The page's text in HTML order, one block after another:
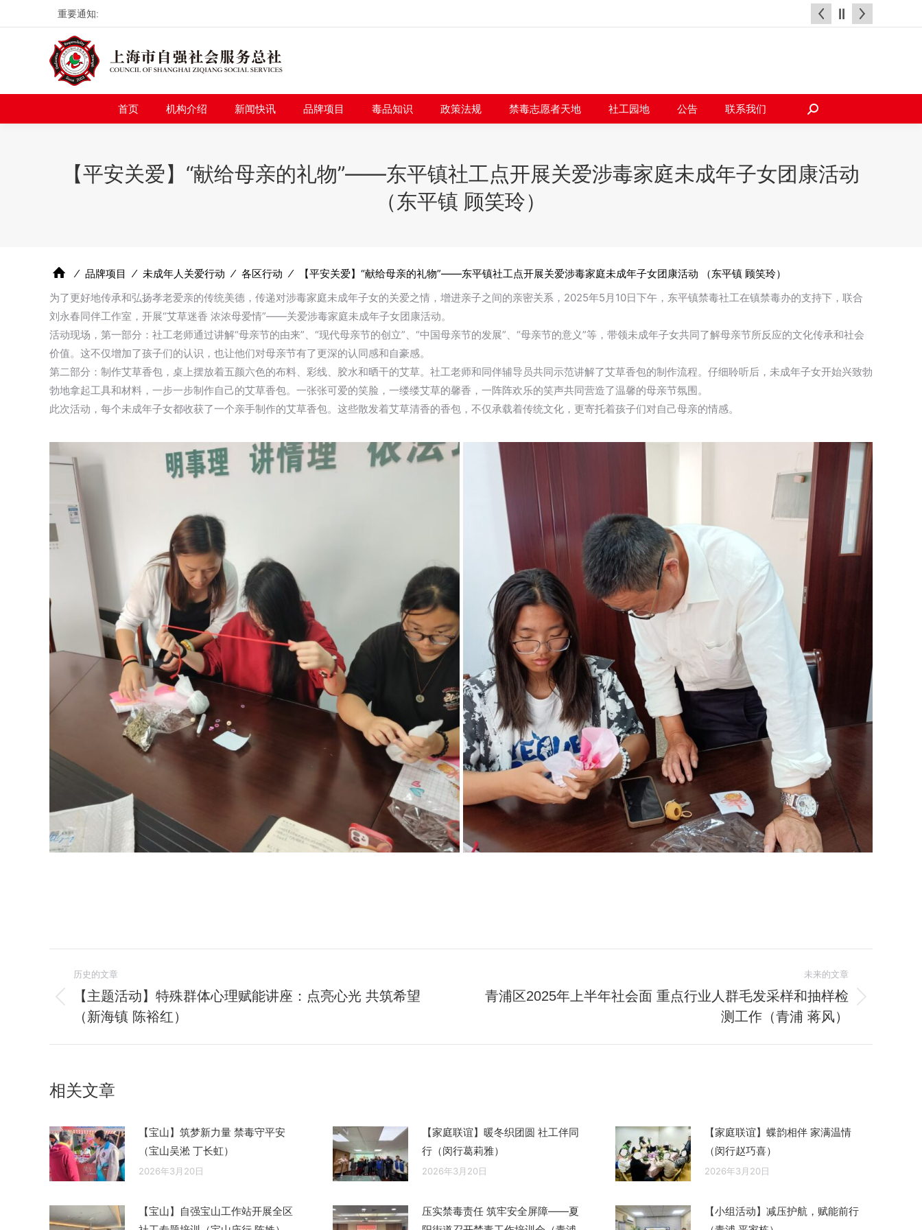
重要通知:
首页 机构介绍 新闻快讯 品牌项目 毒品知识 政策法规 禁毒志愿者天地 社工园地 公告 联系我们
搜
【平安关爱】“献给母亲的礼物”——东平镇社工点开展关爱涉毒家庭未成年子女团康活动
（东平镇 顾笑玲）
⁄ 品牌项目 ⁄ 未成年人关爱行动 ⁄ 各区行动 ⁄
【平安关爱】“献给母亲的礼物”——东平镇社工点开展关爱涉毒家庭未成年子女团康活动 （东平镇 顾笑玲）
为了更好地传承和弘扬孝老爱亲的传统美德，传递对涉毒家庭未成年子女的关爱之情，增进亲子之间的亲密关系，2025年5月10日下午，东平镇禁毒社工在镇禁毒办的支持下，联合
刘永春同伴工作室，开展“艾草迷香 浓浓母爱情”——关爱涉毒家庭未成年子女团康活动。
活动现场，第一部分：社工老师通过讲解“母亲节的由来”、“现代母亲节的创立”、“中国母亲节的发展”、“母亲节的意义”等，带领未成年子女共同了解母亲节所反应的文化传承和社会
价值。这不仅增加了孩子们的认识，也让他们对母亲节有了更深的认同感和自豪感。
第二部分：制作艾草香包，桌上摆放着五颜六色的布料、彩线、胶水和晒干的艾草。社工老师和同伴辅导员共同示范讲解了艾草香包的制作流程。仔细聆听后，未成年子女开始兴致勃
勃地拿起工具和材料，一步一步制作自己的艾草香包。一张张可爱的笑脸，一缕缕艾草的馨香，一阵阵欢乐的笑声共同营造了温馨的母亲节氛围。
此次活动，每个未成年子女都收获了一个亲手制作的艾草香包。这些散发着艾草清香的香包，不仅承载着传统文化，更寄托着孩子们对自己母亲的情感。
章
航
历史的文章
历
史
的
章：
【主题活动】特殊群体心理赋能讲座：点亮心光 共筑希望
（新海镇 陈裕红）
未来的文章
未
的
青浦区2025年上半年社会面 重点行业人群毛发采样和抽样检
测工作（青浦 蒋风）
相关文章
【宝山】筑梦新力量 禁毒守平安
（宝山吴淞 丁长虹）
2026年3月20日
【家庭联谊】暖冬织团圆 社工伴同
行（闵行葛莉雅）
2026年3月20日
【家庭联谊】蝶韵相伴 家满温情
（闵行赵巧喜）
2026年3月20日
【宝山】自强宝山工作站开展全区
压实禁毒责任 筑牢安全屏障——夏
【小组活动】减压护航，赋能前行
首页 机构介绍 新闻快讯 品牌项目 毒品知识 政策法规 禁毒志愿者天地 社工园地 公告 联系我们
搜